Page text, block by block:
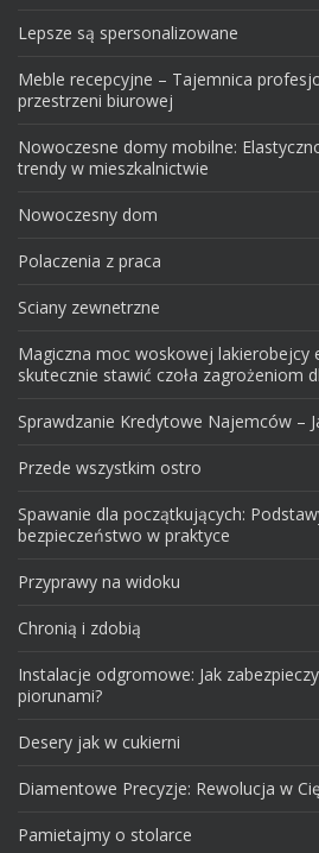
Lepsze są spersonalizowane
Meble recepcyjne – Tajemnica
przestrzeni biurowej
Nowoczesne domy mobilne:
trendy w mieszkalnictwie
Nowoczesny dom
Polaczenia z praca
Sciany zewnetrzne
Magiczna moc woskowej lakierobejcy
skutecznie stawić czoła zagrożeniom
Sprawdzanie Kredytowe Najemców –
Przede wszystkim ostro
Spawanie dla początkujących:
bezpieczeństwo w praktyce
Przyprawy na widoku
Chronią i zdobią
Instalacje odgromowe: Jak
piorunami?
Desery jak w cukierni
Diamentowe Precyzje: Rewolucja w
Pamietajmy o stolarce